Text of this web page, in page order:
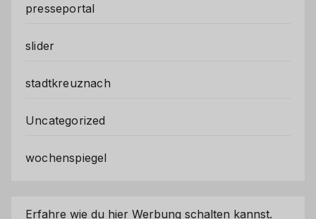
presseportal
slider
stadtkreuznach
Uncategorized
wochenspiegel
Erfahre wie du hier Werbung schalten kannst.